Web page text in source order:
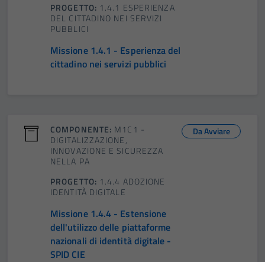
PROGETTO: 1.4.1 ESPERIENZA
DEL CITTADINO NEI SERVIZI
PUBBLICI
Missione 1.4.1 - Esperienza del
cittadino nei servizi pubblici
COMPONENTE: M1C1 -
DIGITALIZZAZIONE,
INNOVAZIONE E SICUREZZA
NELLA PA
PROGETTO: 1.4.4 ADOZIONE
IDENTITÀ DIGITALE
Missione 1.4.4 - Estensione
dell'utilizzo delle piattaforme
nazionali di identità digitale -
SPID CIE
Da Avviare